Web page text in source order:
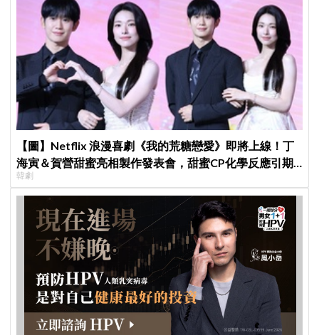
【圖】Netflix 浪漫喜劇《我的荒糖戀愛》即將上線！丁
海寅＆賀營甜蜜亮相製作發表會，甜蜜CP化學反應引期
待
韓劇